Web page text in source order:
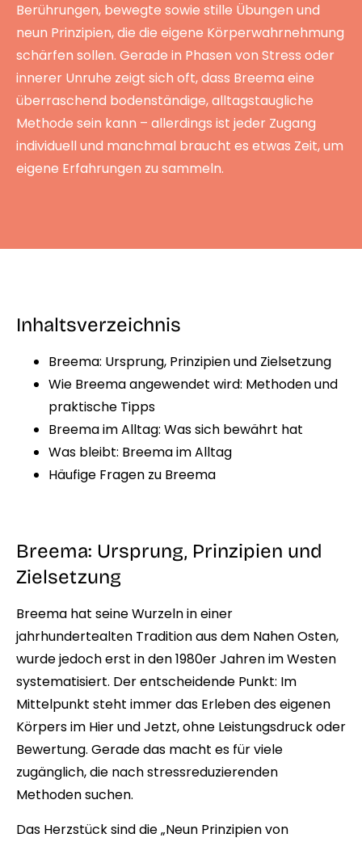
Berührungen, bewegte sowie stille Übungen und
neun Prinzipien, die die eigene Körperwahrnehmung
schärfen sollen. Gerade in Phasen von Stress oder
innerer Unruhe zeigt sich oft, dass Breema eine
überraschend bodenständige, alltagstaugliche
Methode sein kann – allerdings ist jeder Zugang
individuell und manchmal braucht es etwas Zeit, um
eigene Erfahrungen zu sammeln.
Inhaltsverzeichnis
Breema: Ursprung, Prinzipien und Zielsetzung
Wie Breema angewendet wird: Methoden und
praktische Tipps
Breema im Alltag: Was sich bewährt hat
Was bleibt: Breema im Alltag
Häufige Fragen zu Breema
Breema: Ursprung, Prinzipien und
Zielsetzung
Breema hat seine Wurzeln in einer
jahrhundertealten Tradition aus dem Nahen Osten,
wurde jedoch erst in den 1980er Jahren im Westen
systematisiert. Der entscheidende Punkt: Im
Mittelpunkt steht immer das Erleben des eigenen
Körpers im Hier und Jetzt, ohne Leistungsdruck oder
Bewertung. Gerade das macht es für viele
zugänglich, die nach stressreduzierenden
Methoden suchen.
Das Herzstück sind die „Neun Prinzipien von